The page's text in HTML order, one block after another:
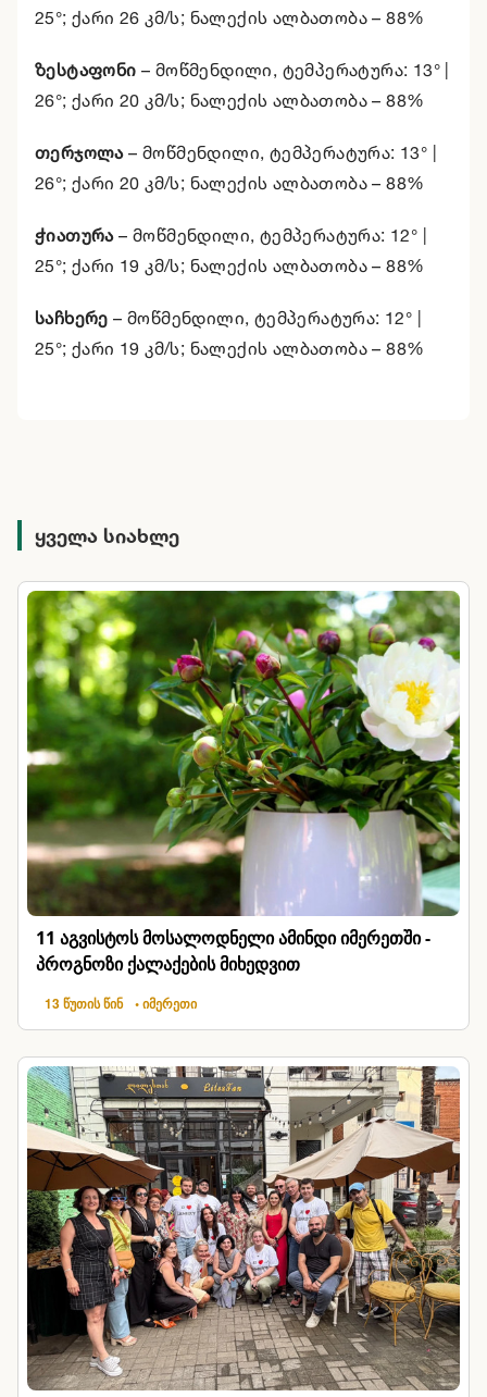
25°; ქარი 26 კმ/ს; ნალექის ალბათობა – 88%
ზესტაფონი – მოწმენდილი, ტემპერატურა: 13° |
26°; ქარი 20 კმ/ს; ნალექის ალბათობა – 88%
თერჯოლა – მოწმენდილი, ტემპერატურა: 13° |
26°; ქარი 20 კმ/ს; ნალექის ალბათობა – 88%
ჭიათურა – მოწმენდილი, ტემპერატურა: 12° |
25°; ქარი 19 კმ/ს; ნალექის ალბათობა – 88%
საჩხერე – მოწმენდილი, ტემპერატურა: 12° |
25°; ქარი 19 კმ/ს; ნალექის ალბათობა – 88%
ყველა სიახლე
11 აგვისტოს მოსალოდნელი ამინდი იმერეთში -
პროგნოზი ქალაქების მიხედვით
13 წუთის წინ • იმერეთი